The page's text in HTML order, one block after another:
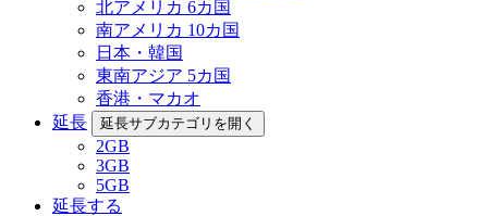
北アメリカ 6カ国
南アメリカ 10カ国
日本・韓国
東南アジア 5カ国
香港・マカオ
延長
延長サブカテゴリを開く
2GB
3GB
5GB
延長する